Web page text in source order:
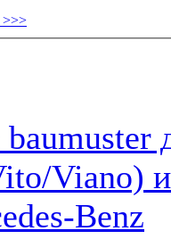
>>>
Viano)
Benz